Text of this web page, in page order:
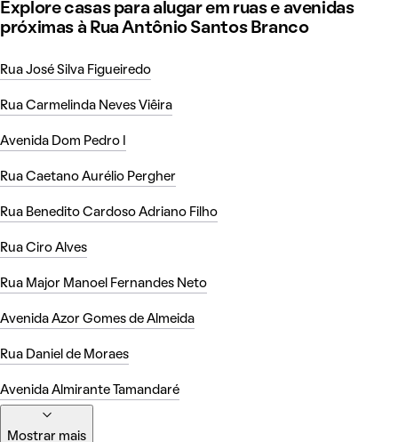
Explore casas para alugar em ruas e avenidas
próximas à Rua Antônio Santos Branco
Rua José Silva Figueiredo
Rua Carmelinda Neves Viêira
Avenida Dom Pedro I
Rua Caetano Aurélio Pergher
Rua Benedito Cardoso Adriano Filho
Rua Ciro Alves
Rua Major Manoel Fernandes Neto
Avenida Azor Gomes de Almeida
Rua Daniel de Moraes
Avenida Almirante Tamandaré
Mostrar mais